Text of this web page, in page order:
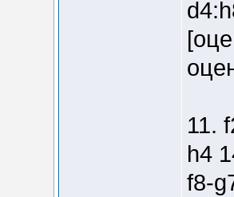
11.
h4
f8-